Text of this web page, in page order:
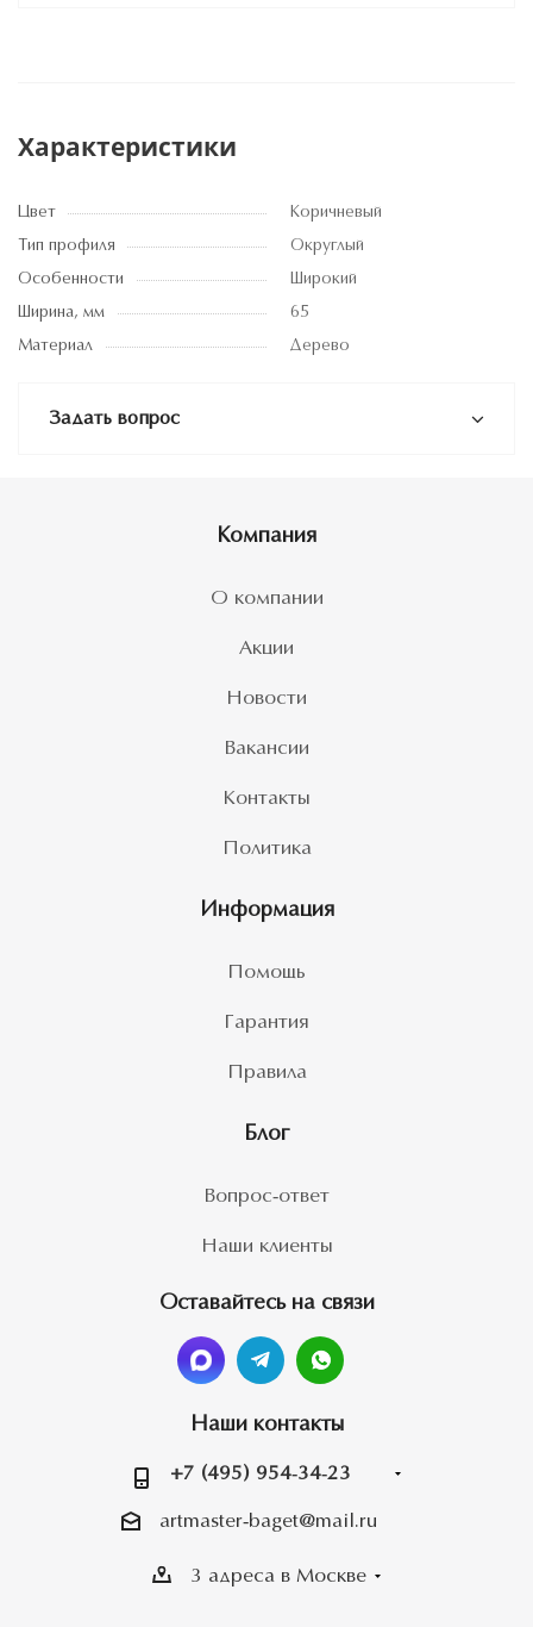
Характеристики
Цвет
Коричневый
Тип профиля
Округлый
Особенности
Широкий
Ширина, мм
65
Материал
Дерево
Задать вопрос
Компания
О компании
Акции
Новости
Вакансии
Контакты
Политика
Информация
Помощь
Гарантия
Правила
Блог
Вопрос-ответ
Наши клиенты
Оставайтесь на связи
Наши контакты
+7 (495) 954-34-23
artmaster-baget@mail.ru
3 адреса в Москве